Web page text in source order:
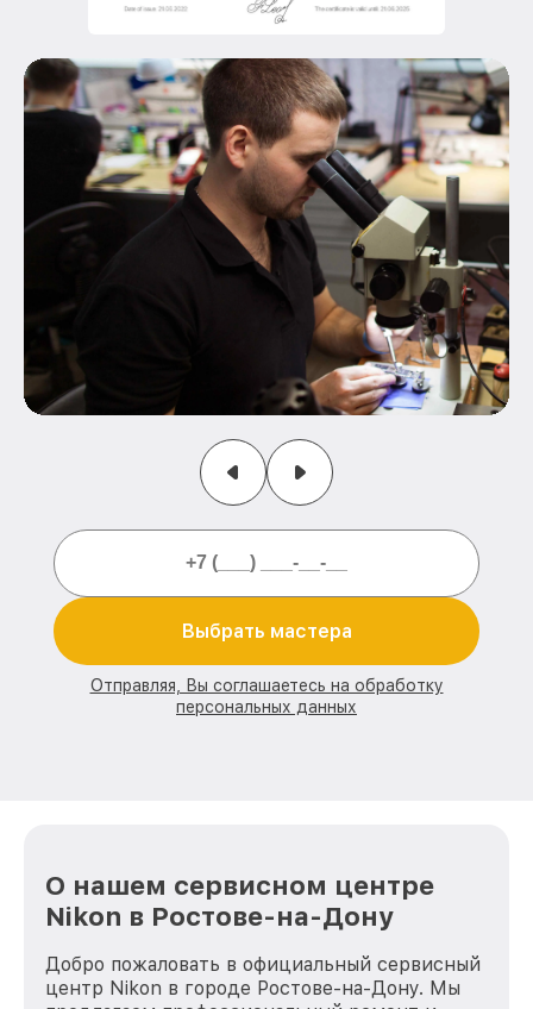
Выбрать мастера
Отправляя, Вы соглашаетесь на обработку
персональных данных
О нашем сервисном центре
Nikon в Ростове-на-Дону
Добро пожаловать в официальный сервисный
центр Nikon в городе Ростове-на-Дону. Мы